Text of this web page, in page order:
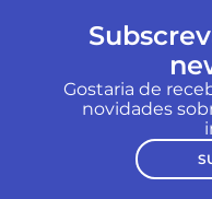
Gostaria de
novidades